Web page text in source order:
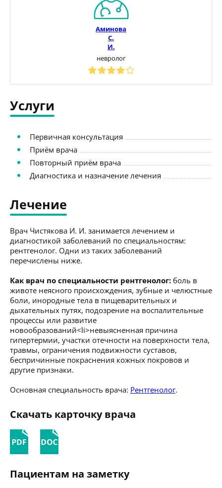
Аминова
С.
И.
невролог
Услуги
Первичная консультация
Приём врача
Повторный приём врача
Диагностика и назначение лечения
Лечение
Врач Чистякова И. И. занимается лечением и
диагностикой заболеваний по специальностям:
рентгенолог. Одни из таких заболеваний
перечислены ниже.
Как врач по специальности рентгенолог: боль в
животе неясного происхождения, зубные и челюстные
боли, инородные тела в пищеварительных и
дыхательных путях, подозрение на воспалительные
процессы или развитие
новообразований<li>невыясненная причина
гипертермии, участки отечности на поверхности тела,
травмы, ограничения подвижности суставов,
беспричинные покраснения кожных покровов и
другие признаки.
Основная специальность врача: Рентгенолог.
Скачать карточку врача
Пациентам на заметку